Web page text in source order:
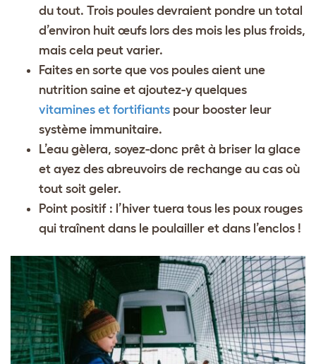
du tout. Trois poules devraient pondre un total
d’environ huit œufs lors des mois les plus froids,
mais cela peut varier.
Faites en sorte que vos poules aient une
nutrition saine et ajoutez-y quelques
vitamines et fortifiants pour booster leur
système immunitaire.
L’eau gèlera, soyez-donc prêt à briser la glace
et ayez des abreuvoirs de rechange au cas où
tout soit geler.
Point positif : l’hiver tuera tous les poux rouges
qui traînent dans le poulailler et dans l’enclos !